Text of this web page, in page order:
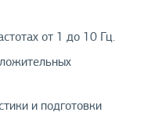
от 1 до 10 Гц.
и подготовки